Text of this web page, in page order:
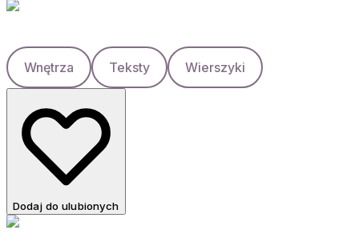
Wnętrza Teksty Wierszyki
Dodaj do ulubionych